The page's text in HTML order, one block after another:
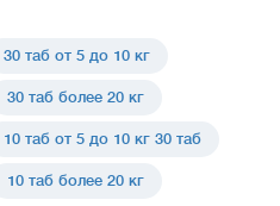
30 таб от 5 до 10 кг
30 таб более 20 кг
10 таб от 5 до 10 кг 30 таб
10 таб более 20 кг